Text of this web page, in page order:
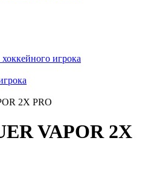
игрока
2X PRO
VAPOR 2X